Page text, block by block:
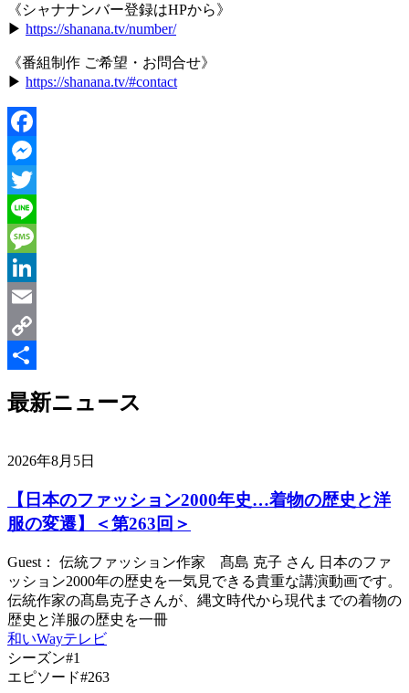
《シャナナンバー登録はHPから》
▶︎ https://shanana.tv/number/
《番組制作 ご希望・お問合せ》
▶︎ https://shanana.tv/#contact
最新ニュース
2026年8月5日
【日本のファッション2000年史…着物の歴史と洋
服の変遷】＜第263回＞
Guest： 伝統ファッション作家 髙島 克子 さん 日本のファ
ッション2000年の歴史を一気見できる貴重な講演動画です。
伝統作家の髙島克子さんが、縄文時代から現代までの着物の
歴史と洋服の歴史を一冊
和いWayテレビ
シーズン#1
エピソード#263